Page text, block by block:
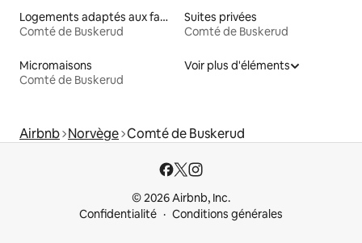
Logements adaptés aux familles à louer
Comté de Buskerud
Suites privées
Comté de Buskerud
Micromaisons
Comté de Buskerud
Voir plus d'éléments
Airbnb Norvège Comté de Buskerud
© 2026 Airbnb, Inc.
Confidentialité
Conditions générales